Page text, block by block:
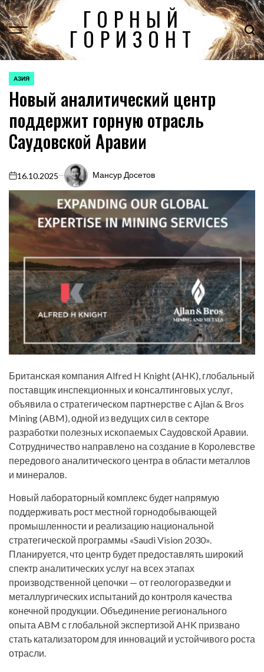
Перейти
к
содержимому
ГОРНЫЙ
ГОРИЗОНТ
ОПУБЛИКОВАНО
В
АЗИЯ
Новый аналитический центр
поддержит горную отрасль
Саудовской Аравии
on
16.10.2025 Мансур Досетов
Британская компания Alfred H Knight (AHK), глобальный
поставщик инспекционных и консалтинговых услуг,
объявила о стратегическом партнерстве с Ajlan & Bros
Mining (ABM), одной из ведущих сил в секторе
разработки полезных ископаемых Саудовской Аравии.
Сотрудничество направлено на создание в Королевстве
передового аналитического центра в области металлов
и минералов.
Новый лабораторный комплекс будет напрямую
поддерживать рост местной горнодобывающей
промышленности и реализацию национальной
стратегической программы «Saudi Vision 2030».
Планируется, что центр будет предоставлять широкий
спектр аналитических услуг на всех этапах
производственной цепочки — от геологоразведки и
металлургических испытаний до контроля качества
конечной продукции. Объединение регионального
опыта ABM с глобальной экспертизой AHK призвано
стать катализатором для инноваций и устойчивого роста
отрасли.